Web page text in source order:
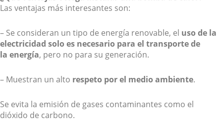
Las ventajas más interesantes son:
– Se consideran un tipo de energía renovable, el uso de la
electricidad solo es necesario para el transporte de
la energía, pero no para su generación.
– Muestran un alto respeto por el medio ambiente.
Se evita la emisión de gases contaminantes como el
dióxido de carbono.